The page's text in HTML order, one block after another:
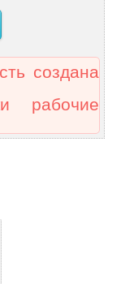
создана
рабочие